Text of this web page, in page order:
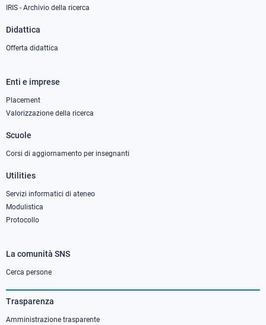
IRIS - Archivio della ricerca
Didattica
Offerta didattica
Footer
column
Enti e imprese
Placement
Valorizzazione della ricerca
Scuole
Corsi di aggiornamento per insegnanti
Utilities
Servizi informatici di ateneo
Modulistica
Protocollo
Footer
column
3
La comunità SNS
Cerca persone
Trasparenza
Amministrazione trasparente